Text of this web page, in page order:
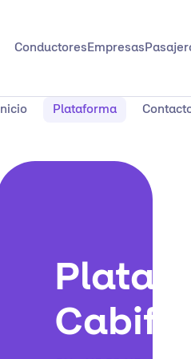
Conductores Empresas
Inicio Plataforma
Cabify